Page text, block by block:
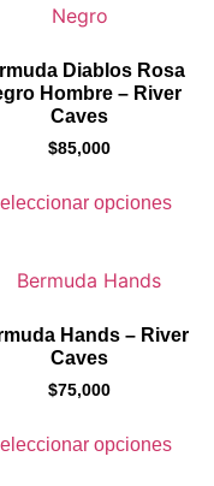
Diablos Rosa
Hombre – River
Caves
$85,000
opciones
Hands – River
Caves
$75,000
opciones